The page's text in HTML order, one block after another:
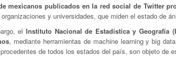
mexicanos publicados en la red social de Twitter
y universidades, que miden el estado de
el Instituto Nacional de Estadística y Geografía
, mediante herramientas de machine learning y big
de todos los estados del país, son objeto de